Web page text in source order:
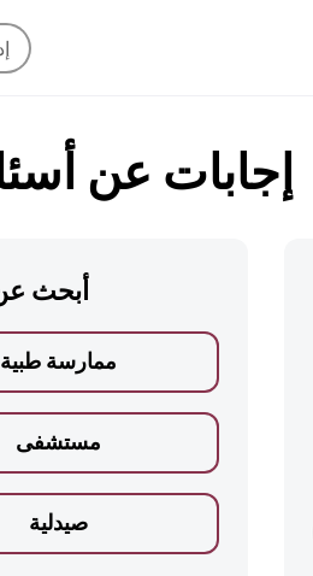
إجابات عن
أبحث
ممارسة طبية
مستشفى
صيدلية